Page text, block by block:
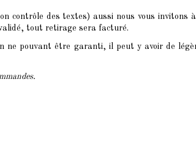
contrôle des textes) aussi nous vous
tout retirage sera facturé.
ne pouvant être garanti, il peut y avoir de